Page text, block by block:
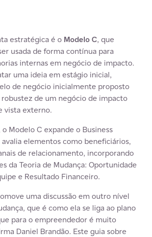
estratégica é o Modelo C, que
usada de forma contínua para
internas em negócio de impacto.
uma ideia em estágio inicial,
de negócio inicialmente proposto
robustez de um negócio de impacto
vista externo.
Modelo C expande o Business
avalia elementos como beneficiários,
de relacionamento, incorporando
da Teoria de Mudança: Oportunidade
e Resultado Financeiro.
uma discussão em outro nível
que é como ela se liga ao plano
para o empreendedor é muito
Daniel Brandão. Este guia sobre